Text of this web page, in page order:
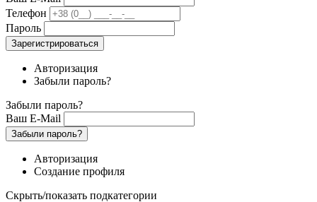
Телефон
Пароль
Зарегистрироваться
Авторизация
Забыли пароль?
Забыли пароль?
Ваш E-Mail
Забыли пароль?
Авторизация
Создание профиля
Скрыть/показать подкатегории